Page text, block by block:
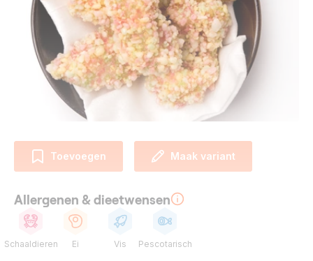
Toevoegen Maak variant
Allergenen & dieetwensen
Schaaldieren Ei Vis Pescotarisch